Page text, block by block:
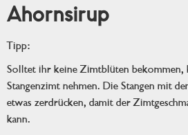
Ahornsirup
Tipp:
Solltet ihr keine Zimtblüten bekommen,
Stangenzimt nehmen. Die Stangen mit
etwas zerdrücken, damit der
kann.